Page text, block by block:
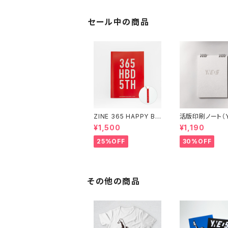
セール中の商品
ZINE 365 HAPPY BI
RTHDAY（アクリルキー
ホルダー付き）
¥1,500
25%OFF
活版印刷ノート
NO）
¥1,190
30%OFF
その他の商品